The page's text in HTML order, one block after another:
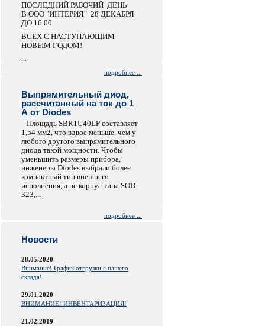
ПОСЛЕДНИЙ РАБОЧИЙ ДЕНЬ
В ООО "ИНТЕРИЯ" 28 ДЕКАБРЯ
ДО 16.00
ВСЕХ С НАСТУПАЮЩИМ
НОВЫМ ГОДОМ!
подробнее ...
Выпрямительный диод,
рассчитанный на ток до 1
А от Diodes
Площадь SBR1U40LP составляет
1,54 мм2, что вдвое меньше, чем у
любого другого выпрямительного
диода такой мощности. Чтобы
уменьшить размеры прибора,
инженеры Diodes выбрали более
компактный тип внешнего
исполнения, а не корпус типа SOD-
323,...
подробнее ...
Новости
28.05.2020
Внимание! График отгрузки с нашего
склада!
29.01.2020
ВНИМАНИЕ! ИНВЕНТАРИЗАЦИЯ!
21.02.2019